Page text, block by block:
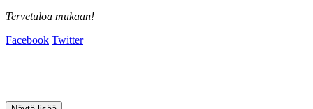
Tervetuloa mukaan!
Facebook Twitter